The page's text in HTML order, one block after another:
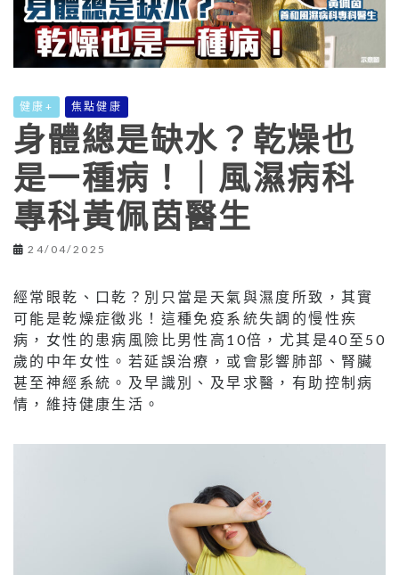
健康+ 焦點健康
身體總是缺水？乾燥也
是一種病！｜風濕病科
專科黃佩茵醫生
24/04/2025
經常眼乾、口乾？別只當是天氣與濕度所致，其實
可能是乾燥症徵兆！這種免疫系統失調的慢性疾
病，女性的患病風險比男性高10倍，尤其是40至50
歲的中年女性。若延誤治療，或會影響肺部、腎臟
甚至神經系統。及早識別、及早求醫，有助控制病
情，維持健康生活。